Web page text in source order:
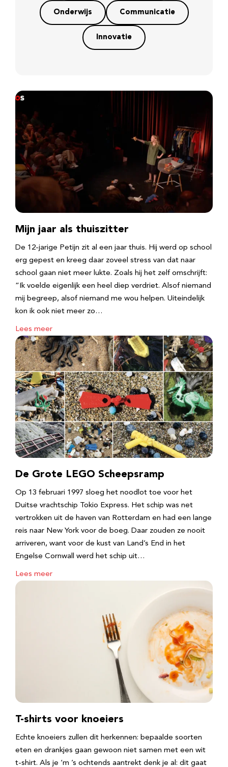
Onderwijs Communicatie
Innovatie
Mijn jaar als thuiszitter
De 12-jarige Petijn zit al een jaar thuis. Hij werd op school
erg gepest en kreeg daar zoveel stress van dat naar
school gaan niet meer lukte. Zoals hij het zelf omschrijft:
“Ik voelde eigenlijk een heel diep verdriet. Alsof niemand
mij begreep, alsof niemand me wou helpen. Uiteindelijk
kon ik ook niet meer zo…
Lees meer
De Grote LEGO Scheepsramp
Op 13 februari 1997 sloeg het noodlot toe voor het
Duitse vrachtschip Tokio Express. Het schip was net
vertrokken uit de haven van Rotterdam en had een lange
reis naar New York voor de boeg. Daar zouden ze nooit
arriveren, want voor de kust van Land’s End in het
Engelse Cornwall werd het schip uit…
Lees meer
T-shirts voor knoeiers
Echte knoeiers zullen dit herkennen: bepaalde soorten
eten en drankjes gaan gewoon niet samen met een wit
t-shirt. Als je ‘m ’s ochtends aantrekt denk je al: dit gaat